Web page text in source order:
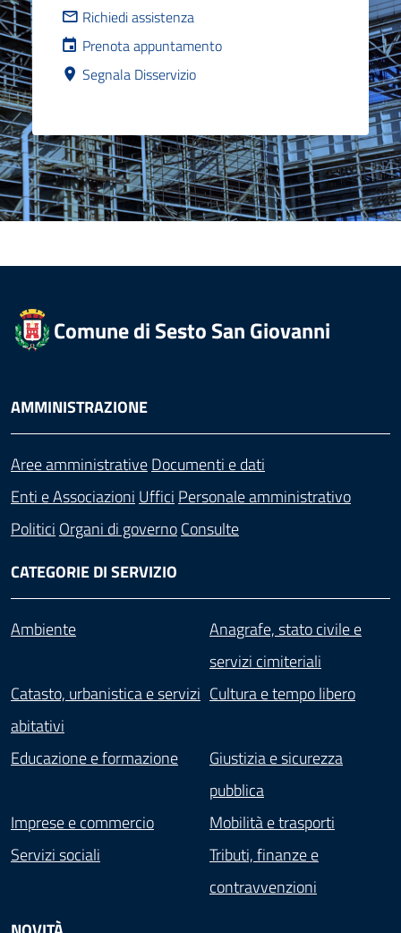
Richiedi assistenza
Prenota appuntamento
Segnala Disservizio
Comune di Sesto San Giovanni
AMMINISTRAZIONE
Aree amministrativeDocumenti e dati
Enti e Associazioni Uffici Personale amministrativo
Politici Organi di governoConsulte
CATEGORIE DI SERVIZIO
Ambiente
Anagrafe, stato civile e
servizi cimiteriali
Catasto, urbanistica e servizi
abitativi
Cultura e tempo libero
Educazione e formazione
Giustizia e sicurezza
pubblica
Imprese e commercio
Mobilità e trasporti
Servizi sociali
Tributi, finanze e
contravvenzioni